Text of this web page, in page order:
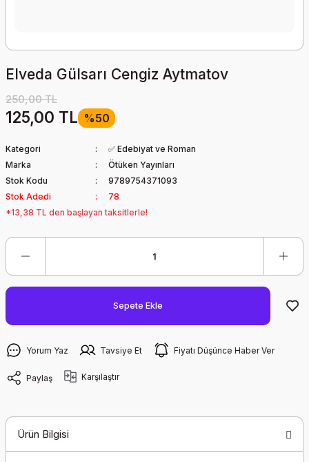
Elveda Gülsarı Cengiz Aytmatov
250,00 TL
125,00 TL %50
Kategori
✅ Edebiyat ve Roman
Marka
Ötüken Yayınları
Stok Kodu
9789754371093
Stok Adedi
78
*13,38 TL den başlayan taksitlerle!
Sepete Ekle
Yorum Yaz Tavsiye Et Fiyatı Düşünce Haber Ver
Paylaş Karşılaştır
Ürün Bilgisi